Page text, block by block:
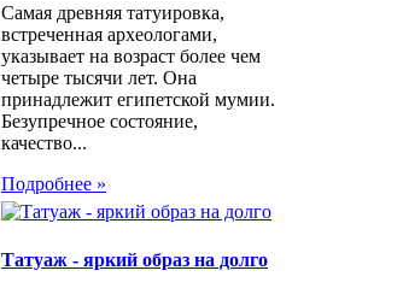
Самая древняя татуировка,
встреченная археологами,
указывает на возраст более чем
четыре тысячи лет. Она
принадлежит египетской мумии.
Безупречное состояние,
качество...
Подробнее »
Татуаж - яркий образ на долго